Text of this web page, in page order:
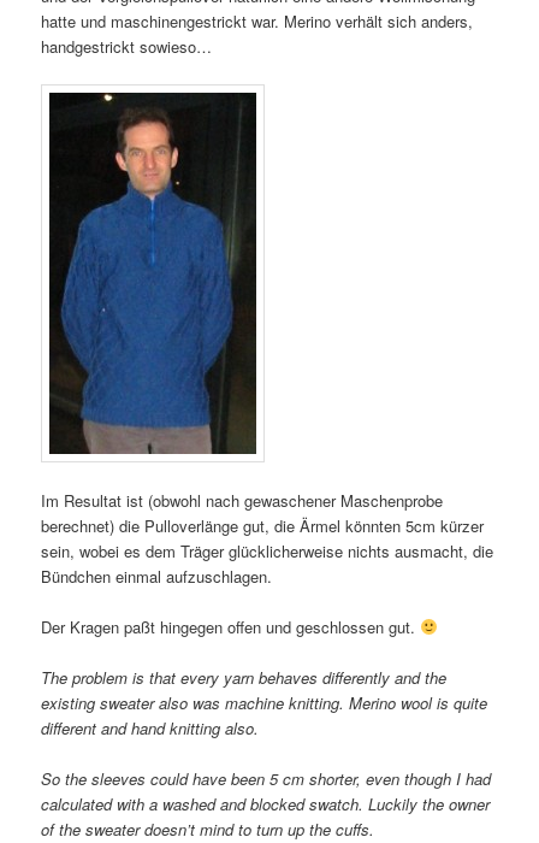
hatte und maschinengestrickt war. Merino verhält sich anders,
handgestrickt sowieso…
Im Resultat ist (obwohl nach gewaschener Maschenprobe
berechnet) die Pulloverlänge gut, die Ärmel könnten 5cm kürzer
sein, wobei es dem Träger glücklicherweise nichts ausmacht, die
Bündchen einmal aufzuschlagen.
Der Kragen paßt hingegen offen und geschlossen gut.
The problem is that every yarn behaves differently and the
existing sweater also was machine knitting. Merino wool is quite
different and hand knitting also.
So the sleeves could have been 5 cm shorter, even though I had
calculated with a washed and blocked swatch. Luckily the owner
of the sweater doesn’t mind to turn up the cuffs.